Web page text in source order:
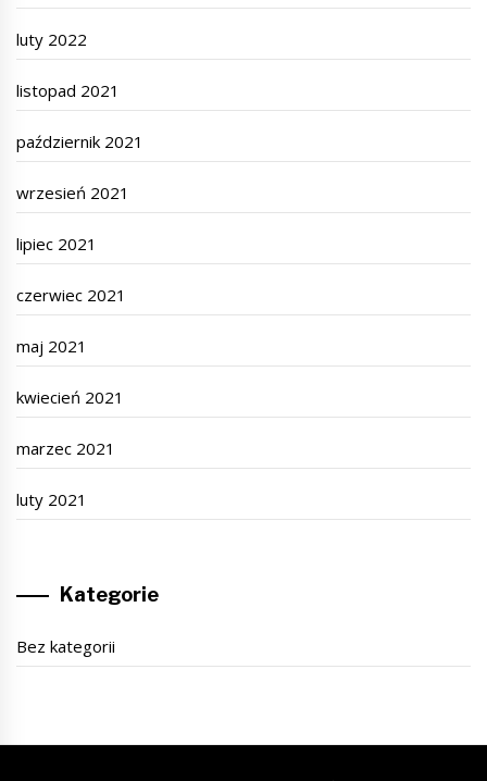
luty 2022
listopad 2021
październik 2021
wrzesień 2021
lipiec 2021
czerwiec 2021
maj 2021
kwiecień 2021
marzec 2021
luty 2021
Kategorie
Bez kategorii